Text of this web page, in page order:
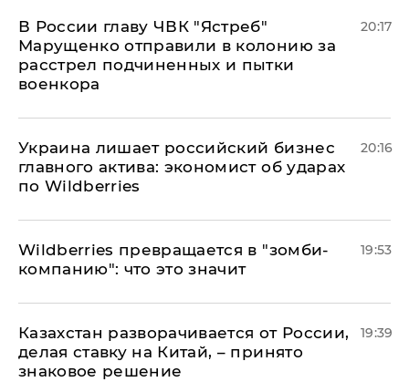
В России главу ЧВК "Ястреб"
Марущенко отправили в колонию за
расстрел подчиненных и пытки
военкора
20:17
​Украина лишает российский бизнес
главного актива: экономист об ударах
по Wildberries
20:16
Wildberries превращается в "зомби-
компанию": что это значит
19:53
Казахстан разворачивается от России,
делая ставку на Китай, – принято
знаковое решение
19:39